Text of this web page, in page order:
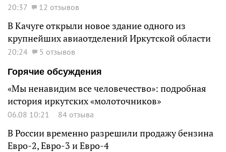
20:37 12 отзывов
В Качуге открыли новое здание одного из
крупнейших авиаотделений Иркутской области
20:24
5 отзывов
Горячие обсуждения
«Мы ненавидим все человечество»: подробная
история иркутских «молоточников»
06.08 10:21 84 отзыва
В России временно разрешили продажу бензина
Евро-2, Евро-3 и Евро-4